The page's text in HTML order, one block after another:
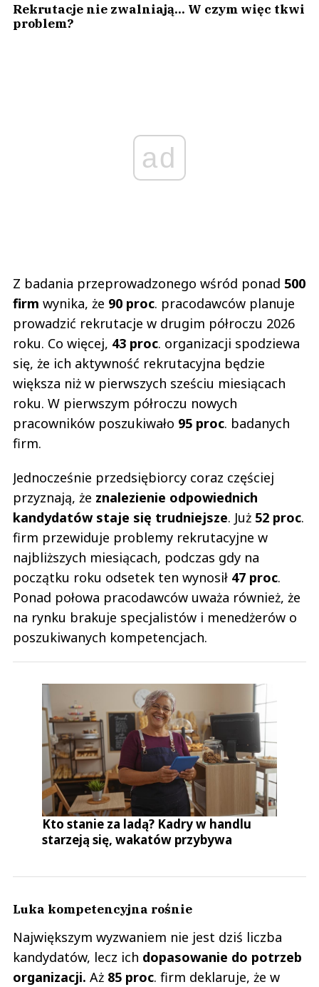
Rekrutacje nie zwalniają... W czym więc tkwi
problem?
ad
Z badania przeprowadzonego wśród ponad 500
firm wynika, że 90 proc. pracodawców planuje
prowadzić rekrutacje w drugim półroczu 2026
roku. Co więcej, 43 proc. organizacji spodziewa
się, że ich aktywność rekrutacyjna będzie
większa niż w pierwszych sześciu miesiącach
roku. W pierwszym półroczu nowych
pracowników poszukiwało 95 proc. badanych
firm.
Jednocześnie przedsiębiorcy coraz częściej
przyznają, że znalezienie odpowiednich
kandydatów staje się trudniejsze. Już 52 proc.
firm przewiduje problemy rekrutacyjne w
najbliższych miesiącach, podczas gdy na
początku roku odsetek ten wynosił 47 proc.
Ponad połowa pracodawców uważa również, że
na rynku brakuje specjalistów i menedżerów o
poszukiwanych kompetencjach.
Kto stanie za ladą? Kadry w handlu
starzeją się, wakatów przybywa
Luka kompetencyjna rośnie
Największym wyzwaniem nie jest dziś liczba
kandydatów, lecz ich dopasowanie do potrzeb
organizacji. Aż 85 proc. firm deklaruje, że w